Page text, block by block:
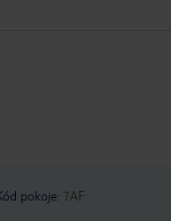
pokoje: 7AF